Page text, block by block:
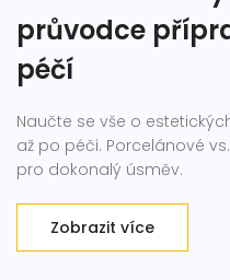
průvodce
péčí
Naučte se vše o
až po péči. Porcelánové
pro dokonalý úsměv.
Zobrazit více